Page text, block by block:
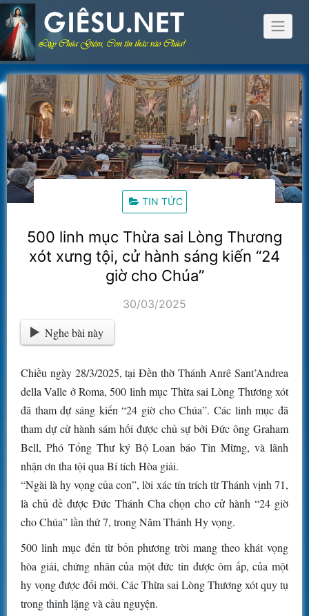
Skip
to
content
TIN TỨC
500 linh mục Thừa sai Lòng Thương
xót xưng tội, cử hành sáng kiến “24
giờ cho Chúa”
30/03/2025
Nghe bài này
Chiều ngày 28/3/2025, tại Đền thờ Thánh Anrê Sant’Andrea
della Valle ở Roma, 500 linh mục Thừa sai Lòng Thương xót
đã tham dự sáng kiến “24 giờ cho Chúa”. Các linh mục đã
tham dự cử hành sám hối được chủ sự bởi Đức ông Graham
Bell, Phó Tổng Thư ký Bộ Loan báo Tin Mừng, và lãnh
nhận ơn tha tội qua Bí tích Hòa giải.
“Ngài là hy vọng của con”, lời xác tín trích từ Thánh vịnh 71,
là chủ đề được Đức Thánh Cha chọn cho cử hành “24 giờ
cho Chúa” lần thứ 7, trong Năm Thánh Hy vọng.
500 linh mục đến từ bốn phương trời mang theo khát vọng
hòa giải, chứng nhân của một đức tin được ôm ấp, của một
hy vọng được đổi mới. Các Thừa sai Lòng Thương xót quy tụ
trong thinh lặng và cầu nguyện.